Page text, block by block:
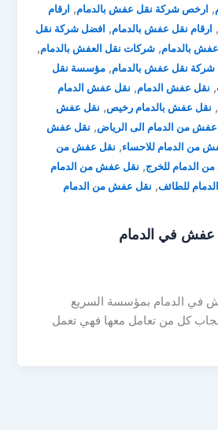
, ارخص شركة نقل عفش بالدمام, ارقام
, ارقام نقل عفش بالدمام, افضل شركة نقل
عفش بالدمام,شركات نقل العفش بالدمام,
شركة نقل عفش بالدمام,مؤسسة نقل
, نقل عفش الدمام, نقل عفش الدمام
, نقل عفش بالدمام رخيص, نقل عفش
من الدمام الى الرياض, نقل عفش
من الدمام للاحساء, نقل عفش من
الدمام للخرج, نقل عفش من الدمام
للطائف, نقل عفش من الدمام
في الدمام
في الدمام بمؤسسة السريع
كل من تعامل معها فهي تعمل